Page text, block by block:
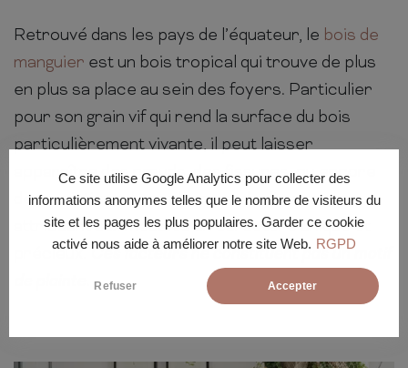
Ce site utilise Google Analytics pour collecter des
informations anonymes telles que le nombre de visiteurs du
site et les pages les plus populaires. Garder ce cookie
activé nous aide à améliorer notre site Web. RGPD
Refuser Accepter
Retrouvé dans les pays de l’équateur, le bois de
manguier est un bois tropical qui trouve de plus
en plus sa place au sein des foyers. Particulier
pour son grain vif qui rend la surface du bois
particulièrement vivante, il peut laisser
apparaître des nœuds, des fissures, ou encore
des variations de couleurs et de dimensions
attribuant aux meubles un caractère unique et
précieux. Ces facteurs ne constituent pas un motif